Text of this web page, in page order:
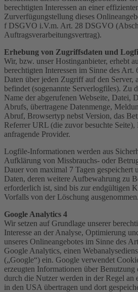
berechtigten Interessen an einer
Zurverfügungstellung dieses
f DSGVO i.V.m. Art. 28 DSGVO
Auftragsverarbeitungsvertrag).
Erhebung von Zugriffsdaten und
Wir, bzw. unser Hostinganbieter, erhebt
berechtigten Interessen im Sinne des
Daten über jeden Zugriff auf den Server,
befindet (sogenannte Serverlogfiles). Zu
Name der abgerufenen Webseite, Datei,
Abrufs, übertragene Datenmenge,
Abruf, Browsertyp nebst Version, das
Referrer URL (die zuvor besuchte Seite),
anfragende Provider.
Logfile-Informationen werden aus
Aufklärung von Missbrauchs- oder
Dauer von maximal 7 Tagen gespeichert
Daten, deren weitere Aufbewahrung zu
erforderlich ist, sind bis zur endgültigen
Vorfalls von der Löschung ausgenommen.
Google Analytics 4
Wir setzen auf Grundlage unserer
Interesse an der Analyse, Optimierung
unseres Onlineangebotes im Sinne des
Google Analytics, einen
(„Google“) ein. Google verwendet
erzeugten Informationen über Benutzung
durch die Nutzer werden in der Regel an
in den USA übertragen und dort